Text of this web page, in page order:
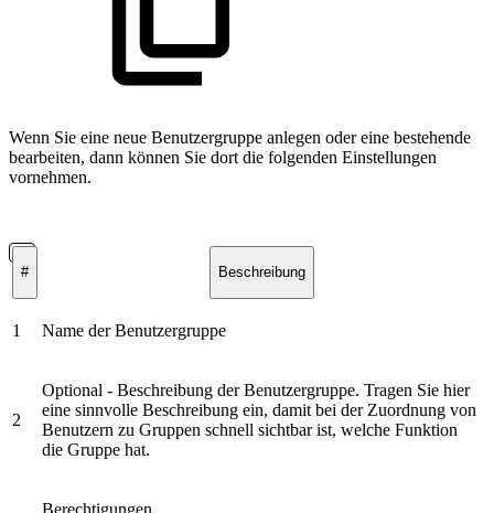
Wenn Sie eine neue Benutzergruppe anlegen oder eine bestehende
bearbeiten, dann können Sie dort die folgenden Einstellungen
vornehmen.
# Beschreibung
1 Name der Benutzergruppe
2
Optional - Beschreibung der Benutzergruppe. Tragen Sie hier
eine sinnvolle Beschreibung ein, damit bei der Zuordnung von
Benutzern zu Gruppen schnell sichtbar ist, welche Funktion
die Gruppe hat.